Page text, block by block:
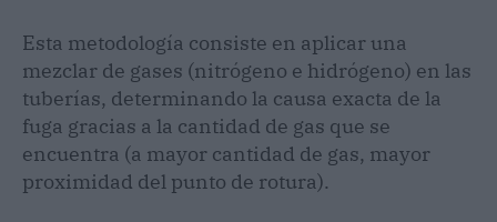
Esta metodología consiste en aplicar una
mezclar de gases (nitrógeno e hidrógeno) en las
tuberías, determinando la causa exacta de la
fuga gracias a la cantidad de gas que se
encuentra (a mayor cantidad de gas, mayor
proximidad del punto de rotura).